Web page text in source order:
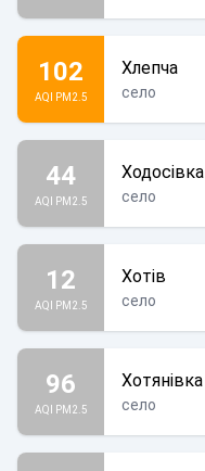
102
AQI PM2.5
Хлепча
село
44
AQI PM2.5
Ходосівка
село
12
AQI PM2.5
Хотів
село
96
AQI PM2.5
Хотянівка
село